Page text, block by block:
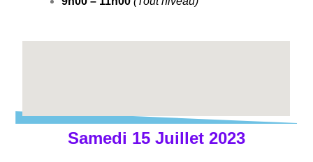
Samedi 15 Juillet 2023